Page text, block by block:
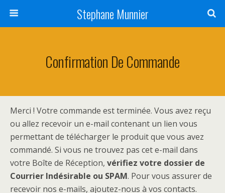
Stephane Munnier
Confirmation De Commande
Merci ! Votre commande est terminée. Vous avez reçu
ou allez recevoir un e-mail contenant un lien vous
permettant de télécharger le produit que vous avez
commandé. Si vous ne trouvez pas cet e-mail dans
votre Boîte de Réception, vérifiez votre dossier de
Courrier Indésirable ou SPAM. Pour vous assurer de
recevoir nos e-mails, ajoutez-nous à vos contacts.